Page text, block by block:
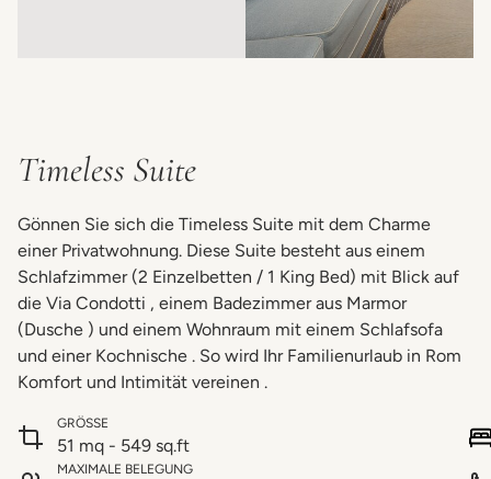
Timeless Suite
Gönnen Sie sich die Timeless Suite mit dem Charme
einer Privatwohnung. Diese Suite besteht aus einem
Schlafzimmer (2 Einzelbetten / 1 King Bed) mit Blick auf
die Via Condotti , einem Badezimmer aus Marmor
(Dusche ) und einem Wohnraum mit einem Schlafsofa
und einer Kochnische . So wird Ihr Familienurlaub in Rom
Komfort und Intimität vereinen .
GRÖSSE
51 mq - 549 sq.ft
MAXIMALE BELEGUNG